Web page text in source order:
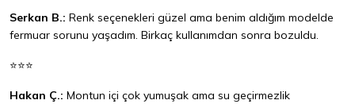
Serkan B.: Renk seçenekleri güzel ama benim aldığım modelde
fermuar sorunu yaşadım. Birkaç kullanımdan sonra bozuldu.
⭐⭐⭐
Hakan Ç.: Montun içi çok yumuşak ama su geçirmezlik